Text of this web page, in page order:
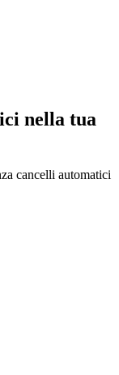
nella tua
cancelli automatici